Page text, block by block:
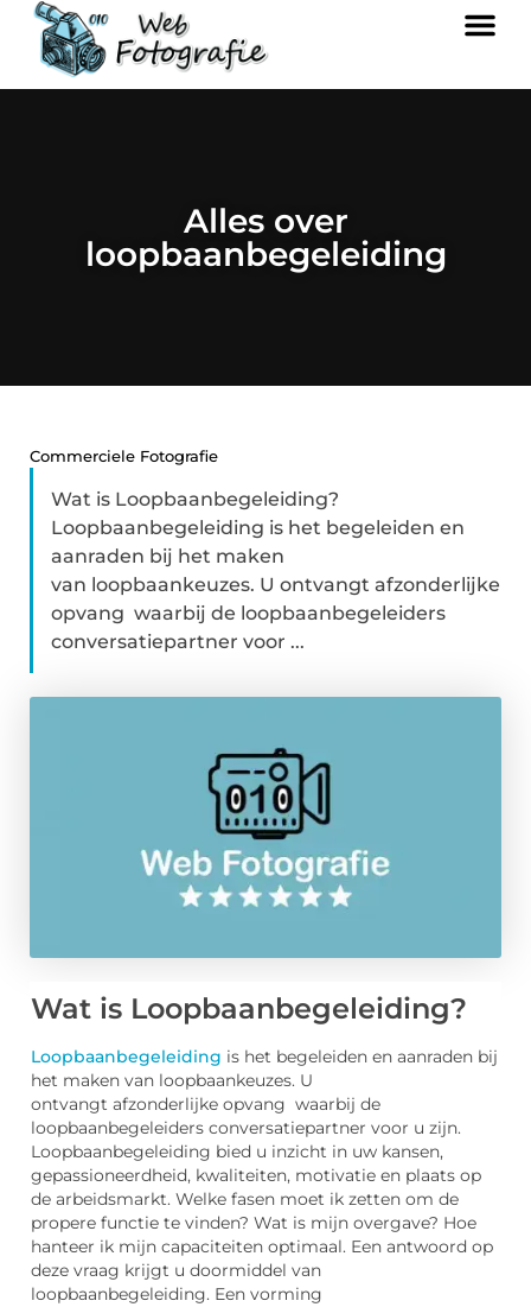
Alles over
loopbaanbegeleiding
Commerciele Fotografie
Wat is Loopbaanbegeleiding?
Loopbaanbegeleiding is het begeleiden en
aanraden bij het maken
van loopbaankeuzes. U ontvangt afzonderlijke
opvang waarbij de loopbaanbegeleiders
conversatiepartner voor ...
Wat is Loopbaanbegeleiding?
Loopbaanbegeleiding is het begeleiden en aanraden bij
het maken van loopbaankeuzes. U
ontvangt afzonderlijke opvang waarbij de
loopbaanbegeleiders conversatiepartner voor u zijn.
Loopbaanbegeleiding bied u inzicht in uw kansen,
gepassioneerdheid, kwaliteiten, motivatie en plaats op
de arbeidsmarkt. Welke fasen moet ik zetten om de
propere functie te vinden? Wat is mijn overgave? Hoe
hanteer ik mijn capaciteiten optimaal. Een antwoord op
deze vraag krijgt u doormiddel van
loopbaanbegeleiding. Een vorming